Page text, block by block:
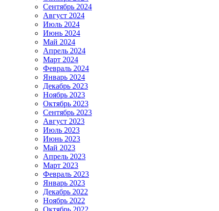
Сентябрь 2024
Август 2024
Июль 2024
Июнь 2024
Май 2024
Апрель 2024
Март 2024
Февраль 2024
Январь 2024
Декабрь 2023
Ноябрь 2023
Октябрь 2023
Сентябрь 2023
Август 2023
Июль 2023
Июнь 2023
Май 2023
Апрель 2023
Март 2023
Февраль 2023
Январь 2023
Декабрь 2022
Ноябрь 2022
Октябрь 2022